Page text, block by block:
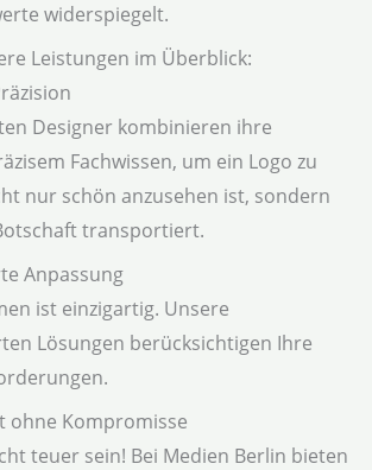
widerspiegelt.
Leistungen im Überblick:
Designer kombinieren ihre
Fachwissen, um ein Logo zu
nur schön anzusehen ist, sondern
transportiert.
Anpassung
ist einzigartig. Unsere
Lösungen berücksichtigen Ihre
ohne Kompromisse
teuer sein! Bei Medien Berlin bieten